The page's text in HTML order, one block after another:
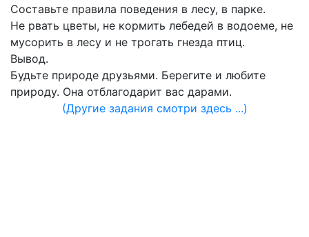
Составьте правила поведения в лесу, в парке.
Не рвать цветы, не кормить лебедей в водоеме, не
мусорить в лесу и не трогать гнезда птиц.
Вывод.
Будьте природе друзьями. Берегите и любите
природу. Она отблагодарит вас дарами.
(Другие задания смотри здесь ...)